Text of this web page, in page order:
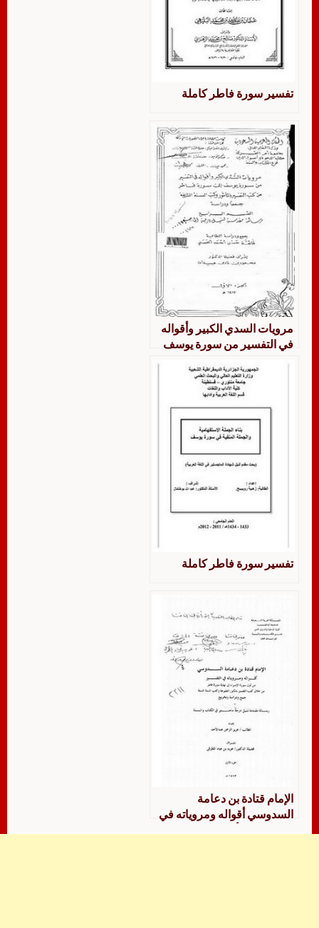
تفسير سورة فاطر كاملة
مرويات السدي الكبير وأقواله
في التفسير من سورة يوسف
التفسير بالمأثور وكتب السنة
الشريفة، جمعاً ودراسة القسم
الرابع
تفسير سورة فاطر كاملة
الإمام قتادة بن دعامة
السدوسي أقواله ومروياته في